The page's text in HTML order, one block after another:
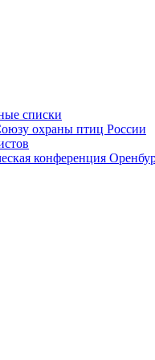
списки
охраны птиц России
конференция